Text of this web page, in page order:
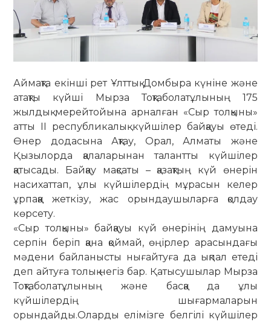
Аймақта екінші рет Ұлттық Домбыра күніне және
атақты күйші Мырза Тоқтаболатұлының 175
жылдық мерейтойына арналған «Сыр толқыны»
атты II республикалық күйшілер байқауы өтеді.
Өнер додасына Ақтау, Орал, Алматы және
Қызылорда қалаларынан талантты күйшілер
қатысады. Байқау мақсаты – қазақтың күй өнерін
насихаттап, ұлы күйшілердің мұрасын келер
ұрпаққа жеткізу, жас орындаушыларға қолдау
көрсету.
«Сыр толқыны» байқауы күй өнерінің дамуына
серпін беріп қана қоймай, өңірлер арасындағы
мәдени байланысты нығайтуға да ықпал етеді
деп айтуға толық негіз бар. Қатысушылар Мырза
Тоқтаболатұлының және басқа да ұлы
күйшілердің шығармаларын
орындайды.Оларды елімізге белгілі күйшілер